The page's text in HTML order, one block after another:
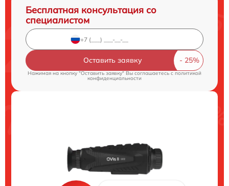
Бесплатная консультация со
специалистом
Оставить заявку
Нажимая на кнопку "Оставить заявку" Вы соглашаетесь c политикой
конфиденциальности